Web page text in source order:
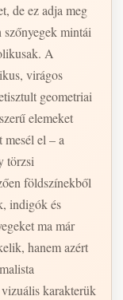
de ez adja meg
mintái
A
virágos
geometriai
elemeket
el – a
törzsi
földszínekből
indigók és
ma már
hanem azért
karakterük